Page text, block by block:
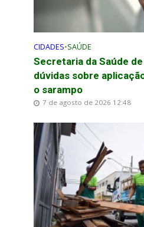
CIDADES•SAÚDE
Secretaria da Saúde
dúvidas sobre
o sarampo
7 de agosto de 2026 12:48